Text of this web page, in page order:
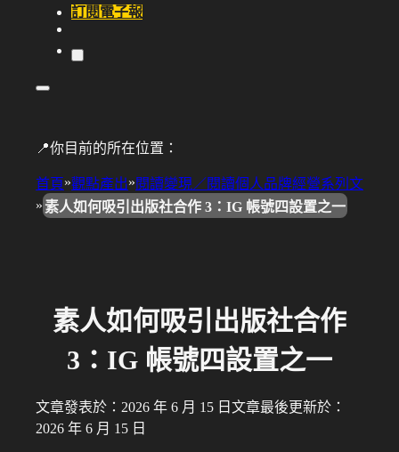
訂閱電子報
📍你目前的所在位置：
首頁»觀點產出»閱讀變現／閱讀個人品牌經營系列文
» 素人如何吸引出版社合作 3：IG 帳號四設置之一
素人如何吸引出版社合作
3：IG 帳號四設置之一
文章發表於：2026 年 6 月 15 日 文章最後更新於：
2026 年 6 月 15 日